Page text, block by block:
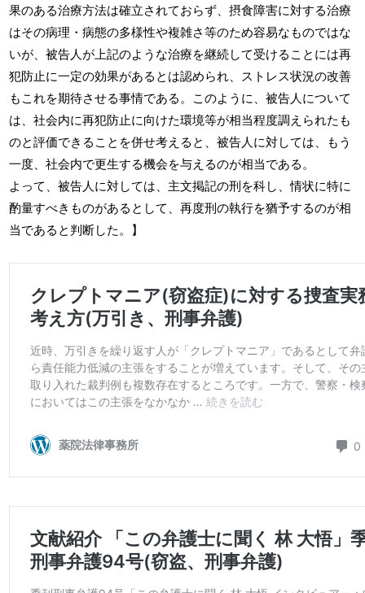
果のある治療方法は確立されておらず、摂食障害に対する治療
はその病理・病態の多様性や複雑さ等のため容易なものではな
いが、被告人が上記のような治療を継続して受けることには再
犯防止に一定の効果があるとは認められ、ストレス状況の改善
もこれを期待させる事情である。このように、被告人について
は、社会内に再犯防止に向けた環境等が相当程度調えられたも
のと評価できることを併せ考えると、被告人に対しては、もう
一度、社会内で更生する機会を与えるのが相当である。
よって、被告人に対しては、主文掲記の刑を科し、情状に特に
酌量すべきものがあるとして、再度刑の執行を猶予するのが相
当であると判断した。】